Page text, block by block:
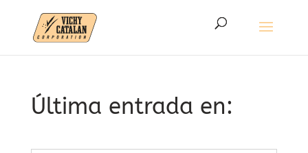
Última entrada en: